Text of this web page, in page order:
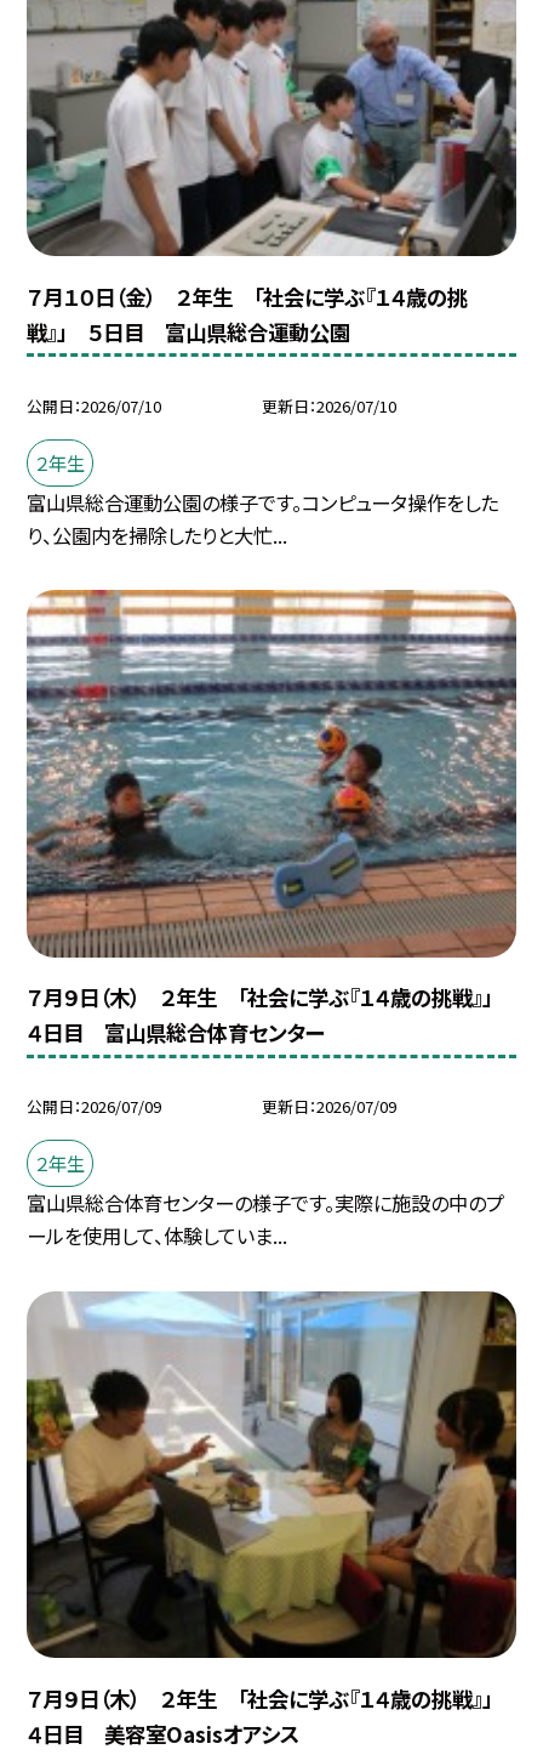
７月１０日（金） ２年生 「社会に学ぶ『１４歳の挑
戦』」 ５日目 富山県総合運動公園
公開日 2026/07/10 更新日 2026/07/10
２年生
富山県総合運動公園の様子です。コンピュータ操作をした
り、公園内を掃除したりと大忙...
７月９日（木） ２年生 「社会に学ぶ『１４歳の挑戦』」
４日目 富山県総合体育センター
公開日 2026/07/09 更新日 2026/07/09
２年生
富山県総合体育センターの様子です。実際に施設の中のプ
ールを使用して、体験していま...
７月９日（木） ２年生 「社会に学ぶ『１４歳の挑戦』」
４日目 美容室Oasisオアシス